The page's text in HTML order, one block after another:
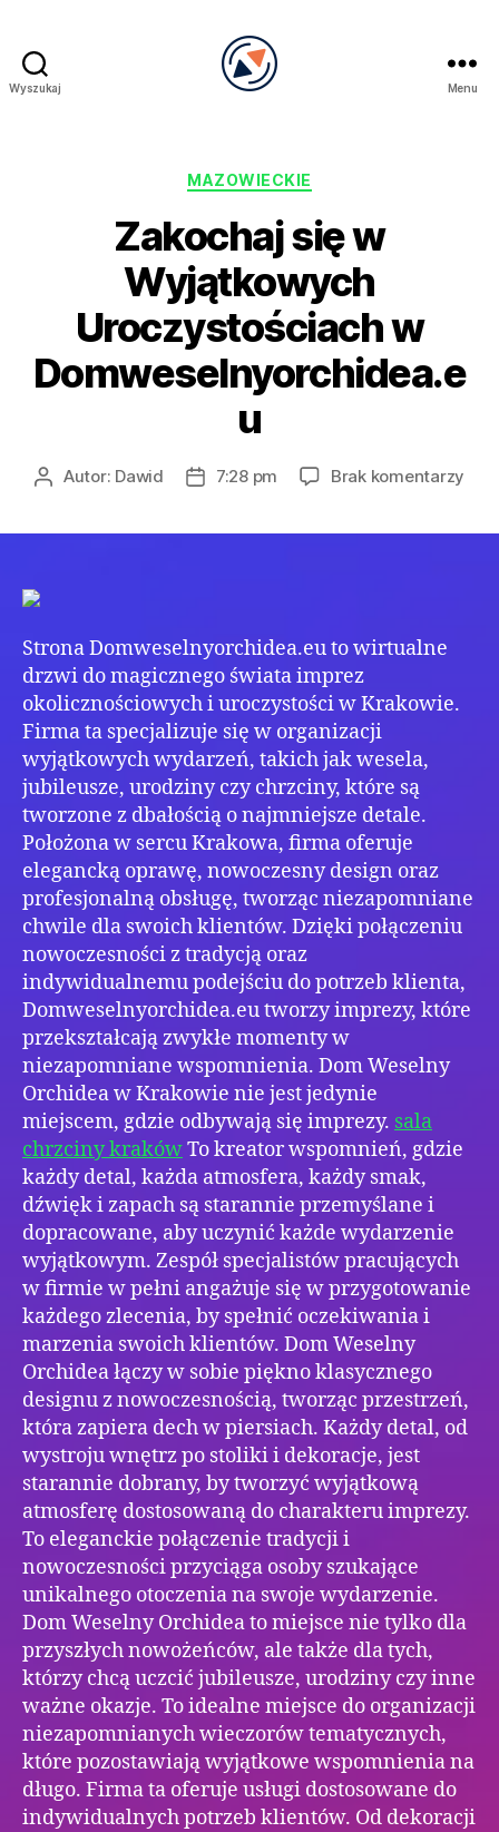
Wyszukaj Menu
Kategorie
MAZOWIECKIE
Zakochaj się w
Wyjątkowych
Uroczystościach w
Domweselnyorchidea.e
u
AutorAutor: Dawid
Data7:28 pm Brak komentarzy
Strona Domweselnyorchidea.eu to wirtualne
drzwi do magicznego świata imprez
okolicznościowych i uroczystości w Krakowie.
Firma ta specjalizuje się w organizacji
wyjątkowych wydarzeń, takich jak wesela,
jubileusze, urodziny czy chrzciny, które są
tworzone z dbałością o najmniejsze detale.
Położona w sercu Krakowa, firma oferuje
elegancką oprawę, nowoczesny design oraz
profesjonalną obsługę, tworząc niezapomniane
chwile dla swoich klientów. Dzięki połączeniu
nowoczesności z tradycją oraz
indywidualnemu podejściu do potrzeb klienta,
Domweselnyorchidea.eu tworzy imprezy, które
przekształcają zwykłe momenty w
niezapomniane wspomnienia. Dom Weselny
Orchidea w Krakowie nie jest jedynie
miejscem, gdzie odbywają się imprezy. sala
chrzciny krakówTo kreator wspomnień, gdzie
każdy detal, każda atmosfera, każdy smak,
dźwięk i zapach są starannie przemyślane i
dopracowane, aby uczynić każde wydarzenie
wyjątkowym. Zespół specjalistów pracujących
w firmie w pełni angażuje się w przygotowanie
każdego zlecenia, by spełnić oczekiwania i
marzenia swoich klientów. Dom Weselny
Orchidea łączy w sobie piękno klasycznego
designu z nowoczesnością, tworząc przestrzeń,
która zapiera dech w piersiach. Każdy detal, od
wystroju wnętrz po stoliki i dekoracje, jest
starannie dobrany, by tworzyć wyjątkową
atmosferę dostosowaną do charakteru imprezy.
To eleganckie połączenie tradycji i
nowoczesności przyciąga osoby szukające
unikalnego otoczenia na swoje wydarzenie.
Dom Weselny Orchidea to miejsce nie tylko dla
przyszłych nowożeńców, ale także dla tych,
którzy chcą uczcić jubileusze, urodziny czy inne
ważne okazje. To idealne miejsce do organizacji
niezapomnianych wieczorów tematycznych,
które pozostawiają wyjątkowe wspomnienia na
długo. Firma ta oferuje usługi dostosowane do
indywidualnych potrzeb klientów. Od dekoracji